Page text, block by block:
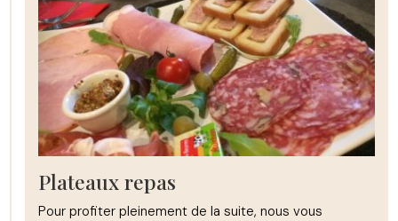
Plateaux repas
Pour profiter pleinement de la suite, nous vous